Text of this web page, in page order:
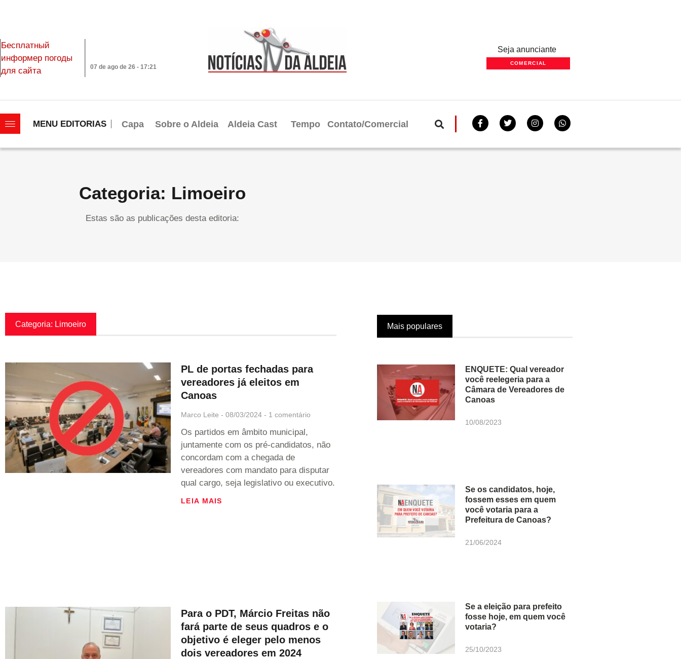
Бесплатный
информер погоды
для сайта
07 de ago de 26 - 17:21
Seja anunciante
COMERCIAL
MENU EDITORIAS Capa Sobre o Aldeia Aldeia Cast Tempo Contato/Comercial
Categoria: Limoeiro
Estas são as publicações desta editoria:
Categoria: Limoeiro
PL de portas fechadas para
vereadores já eleitos em
Canoas
Marco Leite 08/03/2024 1 comentário
Os partidos em âmbito municipal,
juntamente com os pré-candidatos, não
concordam com a chegada de
vereadores com mandato para disputar
qual cargo, seja legislativo ou executivo.
LEIA MAIS
Para o PDT, Márcio Freitas não
fará parte de seus quadros e o
objetivo é eleger pelo menos
dois vereadores em 2024
Mais populares
ENQUETE: Qual vereador
você reelegeria para a
Câmara de Vereadores de
Canoas
10/08/2023
Se os candidatos, hoje,
fossem esses em quem
você votaria para a
Prefeitura de Canoas?
21/06/2024
Se a eleição para prefeito
fosse hoje, em quem você
votaria?
25/10/2023